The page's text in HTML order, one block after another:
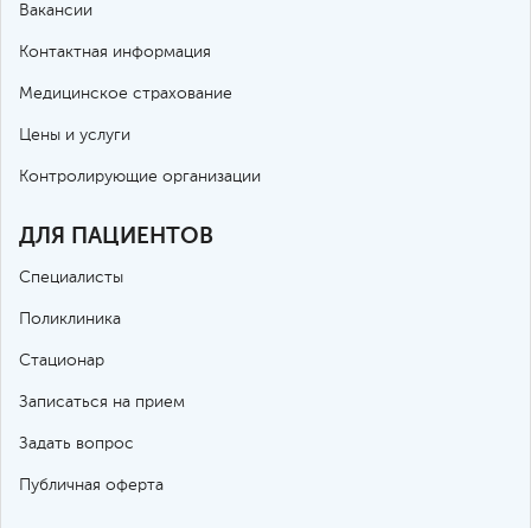
Вакансии
Контактная информация
Медицинское страхование
Цены и услуги
Контролирующие организации
ДЛЯ ПАЦИЕНТОВ
Специалисты
Поликлиника
Стационар
Записаться на прием
Задать вопрос
Публичная оферта